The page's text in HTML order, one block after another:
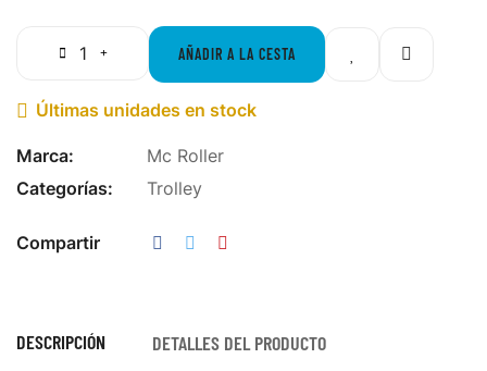
AÑADIR A LA CESTA
 Últimas unidades en stock
Marca:
Mc Roller
Categorías:
Trolley
Compartir
DESCRIPCIÓN DETALLES DEL PRODUCTO